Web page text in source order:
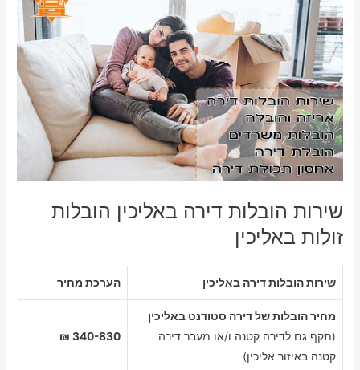
שירות הובלות דירה באליכין הובלות
זולות באליכין
שירות הובלות דירה באליכין הערכת מחיר
מחיר הובלות של דירה סטודנט באליכין
(תקף גם לדירה קטנה ו/או מעבר דירה
קטנה באיזור אליכין)
340-830 ₪